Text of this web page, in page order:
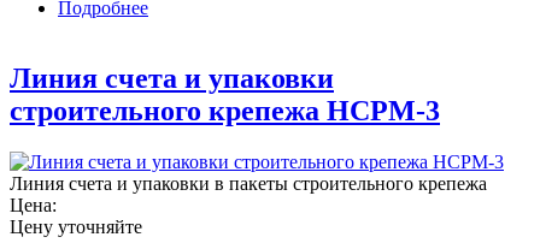
Подробнее
Линия счета и упаковки
строительного крепежа HCPM-3
Линия счета и упаковки в пакеты строительного крепежа
Цена:
Цену уточняйте